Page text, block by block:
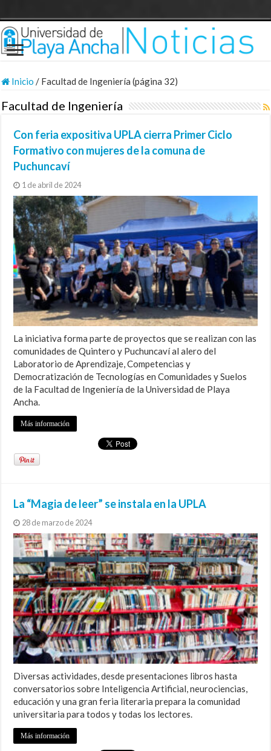
Inicio / Facultad de Ingeniería (página 32)
Facultad de Ingeniería
Con feria expositiva UPLA cierra Primer Ciclo
Formativo con mujeres de la comuna de
Puchuncaví
1 de abril de 2024
La iniciativa forma parte de proyectos que se realizan con las
comunidades de Quintero y Puchuncaví al alero del
Laboratorio de Aprendizaje, Competencias y
Democratización de Tecnologías en Comunidades y Suelos
de la Facultad de Ingeniería de la Universidad de Playa
Ancha.
Más información
La “Magia de leer” se instala en la UPLA
28 de marzo de 2024
Diversas actividades, desde presentaciones libros hasta
conversatorios sobre Inteligencia Artificial, neurociencias,
educación y una gran feria literaria prepara la comunidad
universitaria para todos y todas los lectores.
Más información